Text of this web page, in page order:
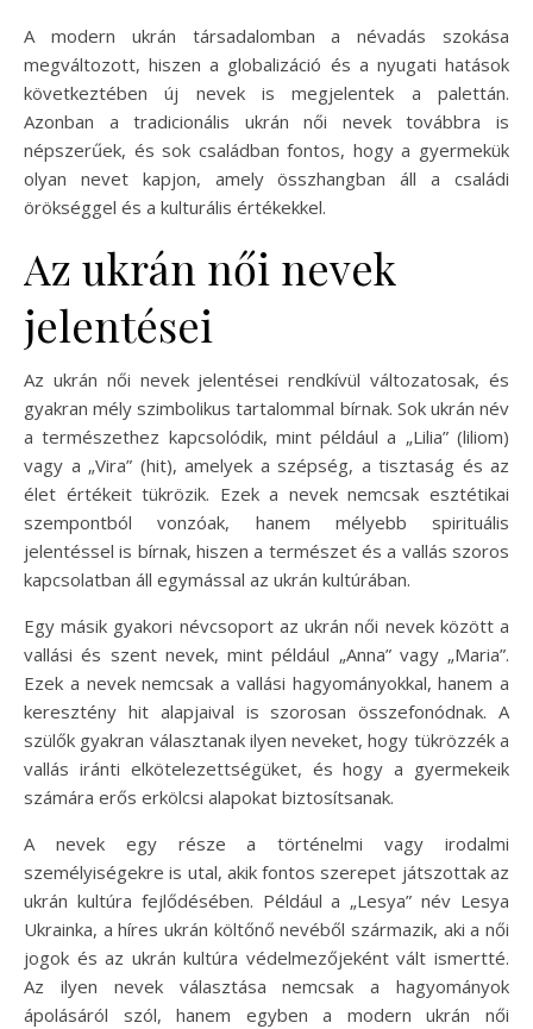
A modern ukrán társadalomban a névadás szokása
megváltozott, hiszen a globalizáció és a nyugati hatások
következtében új nevek is megjelentek a palettán.
Azonban a tradicionális ukrán női nevek továbbra is
népszerűek, és sok családban fontos, hogy a gyermekük
olyan nevet kapjon, amely összhangban áll a családi
örökséggel és a kulturális értékekkel.
Az ukrán női nevek
jelentései
Az ukrán női nevek jelentései rendkívül változatosak, és
gyakran mély szimbolikus tartalommal bírnak. Sok ukrán név
a természethez kapcsolódik, mint például a „Lilia” (liliom)
vagy a „Vira” (hit), amelyek a szépség, a tisztaság és az
élet értékeit tükrözik. Ezek a nevek nemcsak esztétikai
szempontból vonzóak, hanem mélyebb spirituális
jelentéssel is bírnak, hiszen a természet és a vallás szoros
kapcsolatban áll egymással az ukrán kultúrában.
Egy másik gyakori névcsoport az ukrán női nevek között a
vallási és szent nevek, mint például „Anna” vagy „Maria”.
Ezek a nevek nemcsak a vallási hagyományokkal, hanem a
keresztény hit alapjaival is szorosan összefonódnak. A
szülők gyakran választanak ilyen neveket, hogy tükrözzék a
vallás iránti elkötelezettségüket, és hogy a gyermekeik
számára erős erkölcsi alapokat biztosítsanak.
A nevek egy része a történelmi vagy irodalmi
személyiségekre is utal, akik fontos szerepet játszottak az
ukrán kultúra fejlődésében. Például a „Lesya” név Lesya
Ukrainka, a híres ukrán költőnő nevéből származik, aki a női
jogok és az ukrán kultúra védelmezőjeként vált ismertté.
Az ilyen nevek választása nemcsak a hagyományok
ápolásáról szól, hanem egyben a modern ukrán női